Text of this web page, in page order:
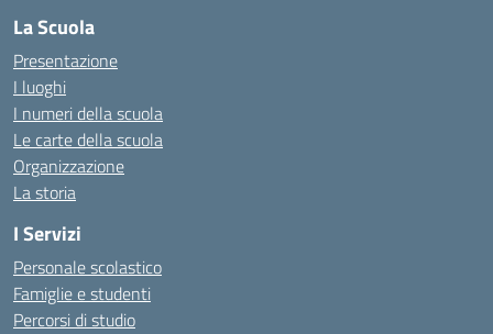
La Scuola
Presentazione
I luoghi
I numeri della scuola
Le carte della scuola
Organizzazione
La storia
I Servizi
Personale scolastico
Famiglie e studenti
Percorsi di studio